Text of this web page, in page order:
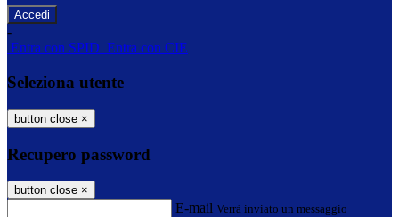
-
Entra con SPID Entra con CIE
Seleziona utente
button close ×
Recupero password
button close ×
E-mail Verrà inviato un messaggio